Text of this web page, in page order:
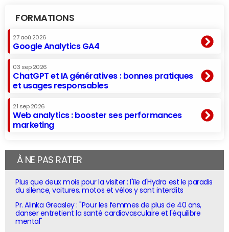
FORMATIONS
27 aoû 2026
Google Analytics GA4
03 sep 2026
ChatGPT et IA génératives : bonnes pratiques
et usages responsables
21 sep 2026
Web analytics : booster ses performances
marketing
À NE PAS RATER
Plus que deux mois pour la visiter : l'île d'Hydra est le paradis
du silence, voitures, motos et vélos y sont interdits
Pr. Alinka Greasley : "Pour les femmes de plus de 40 ans,
danser entretient la santé cardiovasculaire et l'équilibre
mental"